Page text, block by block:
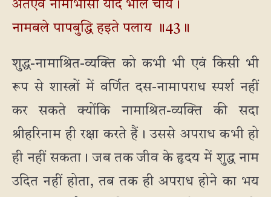
अतएव नामाभासी यदि भाल चाय।
नामबले पापबुद्धि हइते पलाय ॥43॥
शुद्ध-नामाश्रित-व्यक्ति को कभी भी एवं किसी भी
रूप से शास्त्रों में वर्णित दस-नामापराध स्पर्श नहीं
कर सकते क्योंकि नामाश्रित-व्यक्ति की सदा
श्रीहरिनाम ही रक्षा करते हैं। उससे अपराध कभी हो
ही नहीं सकता। जब तक जीव के हृदय में शुद्ध नाम
उदित नहीं होता, तब तक ही अपराध होने का भय